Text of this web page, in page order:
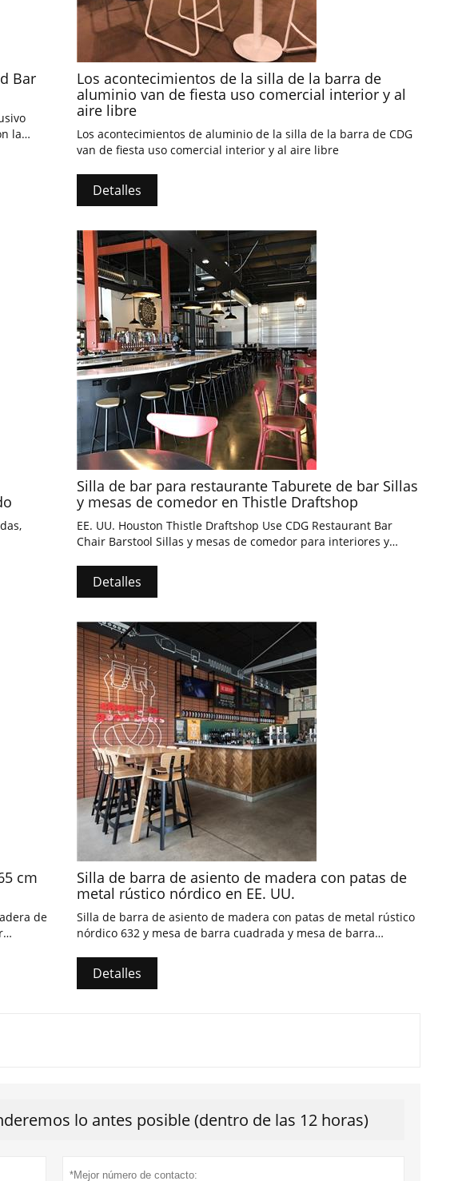
Bar
la
de
Los acontecimientos de la silla de la barra de
aluminio van de fiesta uso comercial interior y al
aire libre
Los acontecimientos de aluminio de la silla de la barra de CDG
van de fiesta uso comercial interior y al aire libre
Detalles
Silla de bar para restaurante Taburete de bar Sillas
y mesas de comedor en Thistle Draftshop
EE. UU. Houston Thistle Draftshop Use CDG Restaurant Bar
Chair Barstool Sillas y mesas de comedor para interiores y
Detalles
cm
de
Silla de barra de asiento de madera con patas de
metal rústico nórdico en EE. UU.
Silla de barra de asiento de madera con patas de metal rústico
nórdico 632 y mesa de barra cuadrada y mesa de barra
Detalles
lo antes posible (dentro de las 12 horas)